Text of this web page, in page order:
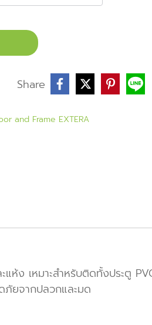
Share
and Frame EXTERA
ง เหมาะสำหรับติดทั้งประตู
ภัยจากปลวกและมด